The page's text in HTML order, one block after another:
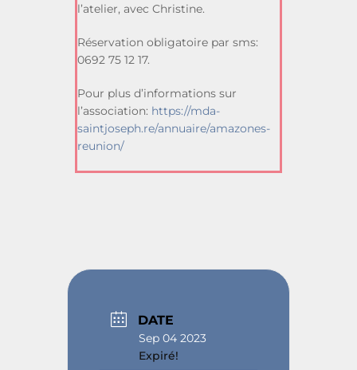
l’atelier, avec Christine.
Réservation obligatoire par sms:
0692 75 12 17.
Pour plus d’informations sur
l’association: https://mda-
saintjoseph.re/annuaire/amazones-
reunion/
DATE
Sep 04 2023
Expiré!